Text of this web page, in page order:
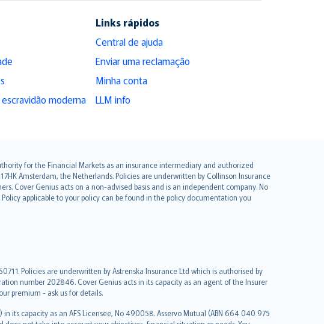
moderna
Links rápidos
Central de ajuda
Enviar uma reclamação
Minha conta
LLM info
for the Financial Markets as an insurance intermediary and authorized
Amsterdam, the Netherlands. Policies are underwritten by Collinson Insurance
Cover Genius acts on a non-advised basis and is an independent company. No
applicable to your policy can be found in the policy documentation you
Policies are underwritten by Astrenska Insurance Ltd which is authorised by
number 202846. Cover Genius acts in its capacity as an agent of the Insurer
premium - ask us for details.
its capacity as an AFS Licensee, No 490058. Asservo Mutual (ABN 664 040 975